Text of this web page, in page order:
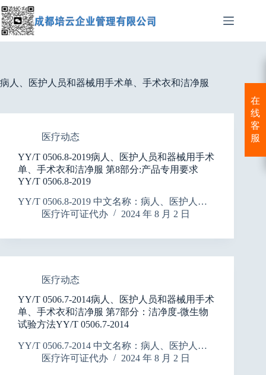
跳
至
内
容
病人、医护人员和器械用手术单、手术衣和洁净服
医疗动态
YY/T 0506.8-2019病人、医护人员和器械用手术
单、手术衣和洁净服 第8部分:产品专用要求
YY/T 0506.8-2019
YY/T 0506.8-2019 中文名称：病人、医护人…
医疗许可证代办
2024 年 8 月 2 日
医疗动态
YY/T 0506.7-2014病人、医护人员和器械用手术
单、手术衣和洁净服 第7部分：洁净度-微生物
试验方法YY/T 0506.7-2014
YY/T 0506.7-2014 中文名称：病人、医护人…
医疗许可证代办
2024 年 8 月 2 日
在
线
客
服